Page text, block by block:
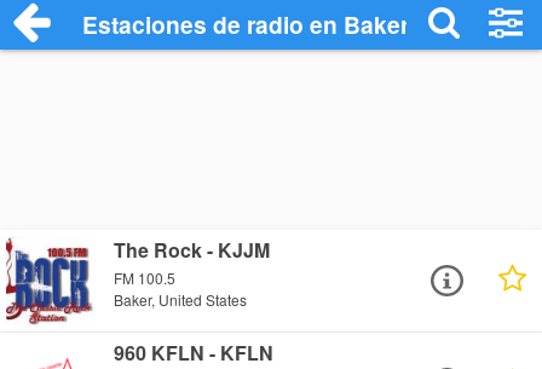
Estaciones de radio en Baker -
The Rock - KJJM
FM 100.5
Baker, United States
960 KFLN - KFLN